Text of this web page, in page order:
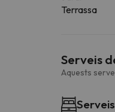
Terrassa
Serveis
Aquests